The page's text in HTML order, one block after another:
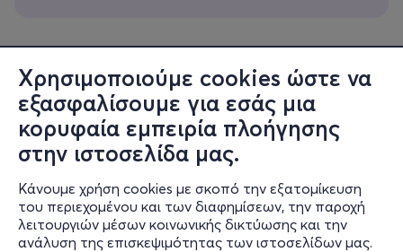
Χρησιμοποιούμε cookies ώστε να
εξασφαλίσουμε για εσάς μια
κορυφαία εμπειρία πλοήγησης
στην ιστοσελίδα μας.
Κάνουμε χρήση cookies με σκοπό την εξατομίκευση
του περιεχομένου και των διαφημίσεων, την παροχή
λειτουργιών μέσων κοινωνικής δικτύωσης και την
ανάλυση της επισκεψιμότητας των ιστοσελίδων μας.
Πληροφορίες
Υποστήριξη
Stay Connected